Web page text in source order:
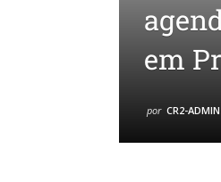
em
por CR2-